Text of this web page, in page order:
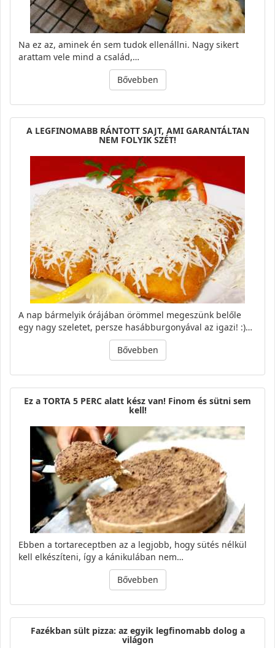
Na ez az, aminek én sem tudok ellenállni. Nagy sikert
arattam vele mind a család,…
Bővebben
A LEGFINOMABB RÁNTOTT SAJT, AMI GARANTÁLTAN
NEM FOLYIK SZÉT!
A nap bármelyik órájában örömmel megeszünk belőle
egy nagy szeletet, persze hasábburgonyával az igazi! :)…
Bővebben
Ez a TORTA 5 PERC alatt kész van! Finom és sütni sem
kell!
Ebben a tortareceptben az a legjobb, hogy sütés nélkül
kell elkészíteni, így a kánikulában nem…
Bővebben
Fazékban sült pizza: az egyik legfinomabb dolog a
világon